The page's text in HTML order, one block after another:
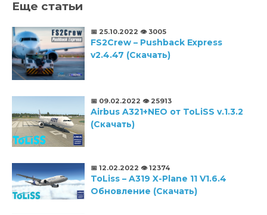
Еще статьи
📅 25.10.2022 👁️ 3005
FS2Crew – Pushback Express
v2.4.47 (Скачать)
📅 09.02.2022 👁️ 25913
Airbus A321+NEO от ToLiSS v.1.3.2
(Скачать)
📅 12.02.2022 👁️ 12374
ToLiss – A319 X-Plane 11 V1.6.4
Обновление (Скачать)